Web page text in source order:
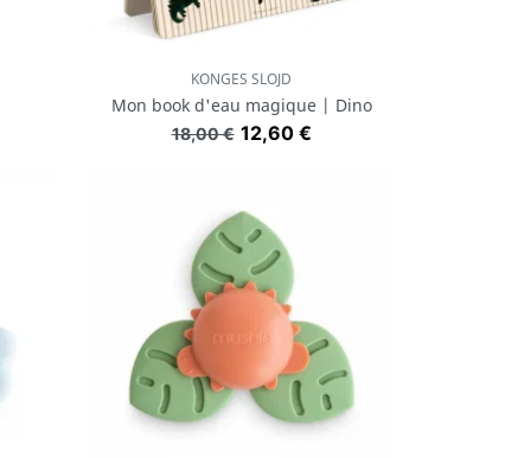
Aperçu rapide
KONGES SLOJD
Mon book d'eau magique | Dino
Prix de base
18,00 € Prix
12,60 €